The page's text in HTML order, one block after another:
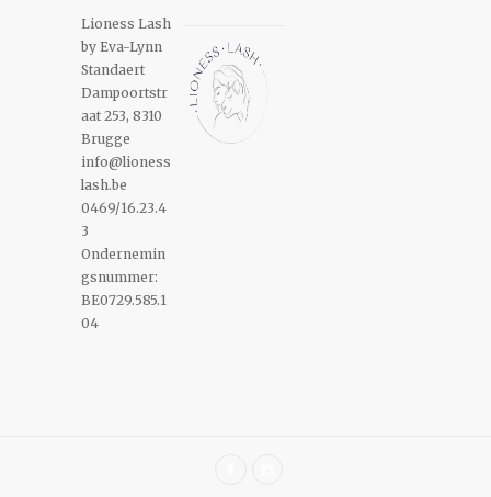
Lioness Lash
by Eva-Lynn
Standaert
Dampoortstr
aat 253, 8310
Brugge
info@lioness
lash.be
0469/16.23.4
3
Ondernemin
gsnummer:
BE0729.585.1
04